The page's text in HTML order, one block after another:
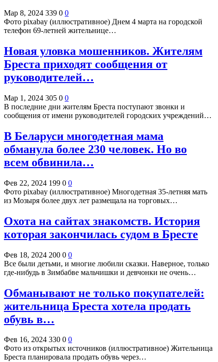
Мар 8, 2024 339 0 0
Фото pixabay (иллюстративное) Днем 4 марта на городской
телефон 69-летней жительнице…
Новая уловка мошенников. Жителям
Бреста приходят сообщения от
руководителей…
Мар 1, 2024 305 0 0
В последние дни жителям Бреста поступают звонки и
сообщения от имени руководителей городских учреждений…
В Беларуси многодетная мама
обманула более 230 человек. Но во
всем обвинила…
Фев 22, 2024 199 0 0
Фото pixabay (иллюстративное) Многодетная 35-летняя мать
из Мозыря более двух лет размещала на торговых…
Охота на сайтах знакомств. История
которая закончилась судом в Бресте
Фев 18, 2024 200 0 0
Все были детьми, и многие любили сказки. Наверное, только
где-нибудь в Зимбабве мальчишки и девчонки не очень…
Обманывают не только покупателей:
жительница Бреста хотела продать
обувь в…
Фев 16, 2024 330 0 0
Фото из открытых источников (иллюстративное) Жительница
Бреста планировала продать обувь через…